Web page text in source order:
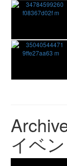
イベ